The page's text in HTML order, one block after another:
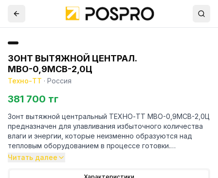
ЗОНТ ВЫТЯЖНОЙ ЦЕНТРАЛ.
МВО-0,9МСВ-2,0Ц
Техно-ТТ · Россия
381 700 тг
Зонт вытяжной центральный ТЕХНО-ТТ МВО-0,9МСВ-2,0Ц
предназначен для улавливания избыточного количества
влаги и энергии, которые неизменно образуются над
тепловым оборудованием в процессе готовки.
капли жира, которые в противном случае оседали бы на
Читать далее